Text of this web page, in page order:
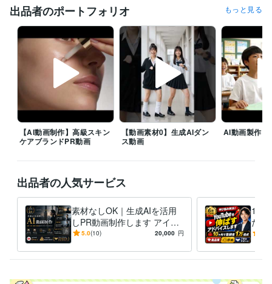
資格・検定
G検定（ジェネラリスト検定） 取得年 : 2024年
ITパスポート 取得年 : 2016年
ビジネス・クリエイティブツール
Adobe Premiere Pro:7年ChatGPT:3年
Adobe Photoshop:3年
Filmora:3年
Adobe Illustrator:3年 Canva:1年
Adobe Fresco:4年
Adobe After Effects:1年
GarageBand:1年 OBS Studio:7年
PowerPoint:10年
Word:10年Google Analytics:7年
Power Automate:3年Qlik Sense:3年Asana:3年Adobe Firefly:3年
Logic Pro:0年
ChatGPT:0年
得意分野
動画編集・映像制作 YouTube動画編集
結婚式動画 PR動画 広告 YouTube TikTok
ショート動画
リール動画
Instagram
生成AI活用・開発・制作
YouTube PR動画 動画広告 TikTok Instagram X
AIYouTuber
出品者のポートフォリオ もっと見る
【AI動画制作】高級スキン
ケアブランドPR動画
【動画素材0】生成AIダン
ス動画
AI動画製作
出品者の人気サービス
素材なしOK｜生成AIを活用
しPR動画制作します アイデ
ア0から企画、生成、編集、
5.0(10) 20,000 円
1年
た私
始め